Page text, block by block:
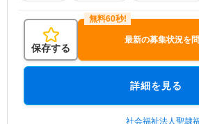
保存する
最新の募集状況を
詳細を見る
社会福祉法人聖隷